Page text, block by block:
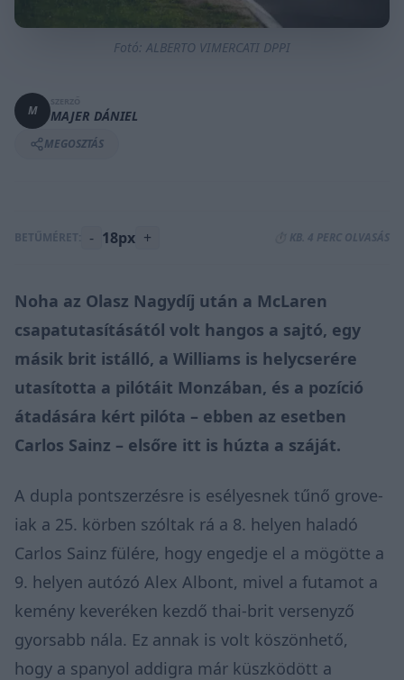
Fotó: ALBERTO VIMERCATI DPPI
M MAJER DÁNIEL
MEGOSZTÁS
BETŰMÉRET: - 18px + ⏱️ KB. 4 PERC OLVASÁS
Noha az Olasz Nagydíj után a McLaren
csapatutasításától volt hangos a sajtó, egy
másik brit istálló, a Williams is helycserére
utasította a pilótáit Monzában, és a pozíció
átadására kért pilóta – ebben az esetben
Carlos Sainz – elsőre itt is húzta a száját.
A dupla pontszerzésre is esélyesnek tűnő grove-
iak a 25. körben szóltak rá a 8. helyen haladó
Carlos Sainz fülére, hogy engedje el a mögötte a
9. helyen autózó Alex Albont, mivel a futamot a
kemény keveréken kezdő thai-brit versenyző
gyorsabb nála. Ez annak is volt köszönhető,
hogy a spanyol addigra már küszködött a